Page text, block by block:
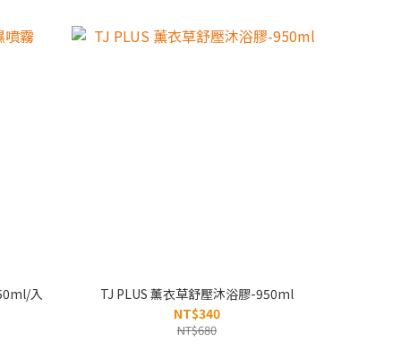
入
TJ PLUS 薰衣草舒壓沐浴膠-950ml
NT$340
NT$680